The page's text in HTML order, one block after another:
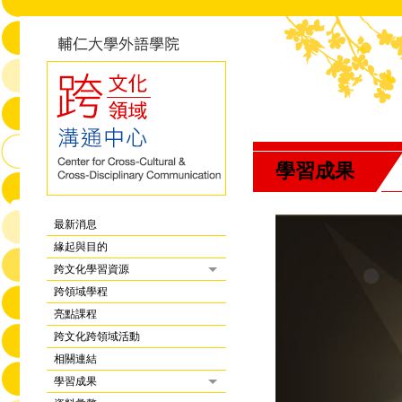
最新消息
緣起與目的
跨文化學習資源
跨領域學程
亮點課程
跨文化跨領域活動
相關連結
學習成果
學習成果